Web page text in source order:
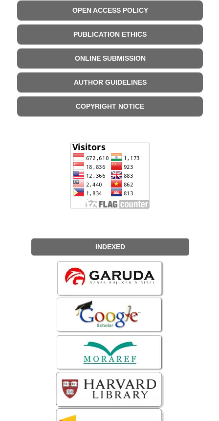
OPEN ACCESS POLICY
PUBLICATION ETHICS
ONLINE SUBMISSION
AUTHOR GUIDELINES
COPYRIGHT NOTICE
INDEXED